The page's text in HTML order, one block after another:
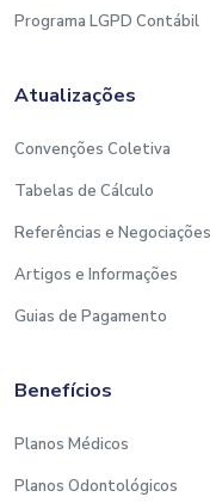
Programa LGPD Contábil
Atualizações
Convenções Coletiva
Tabelas de Cálculo
Referências e Negociações
Artigos e Informações
Guias de Pagamento
Benefícios
Planos Médicos
Planos Odontológicos